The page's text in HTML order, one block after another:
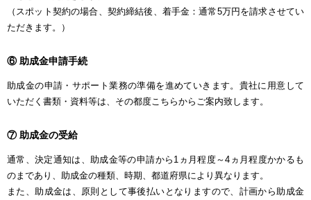
（スポット契約の場合、契約締結後、着手金：通常5万円を請求させてい
ただきます。）
⑥ 助成金申請手続
助成金の申請・サポート業務の準備を進めていきます。貴社に用意して
いただく書類・資料等は、その都度こちらからご案内致します。
⑦ 助成金の受給
通常、決定通知は、助成金等の申請から1ヵ月程度～4ヵ月程度かかるも
のまであり、助成金の種類、時期、都道府県により異なります。
また、助成金は、原則として事後払いとなりますので、計画から助成金